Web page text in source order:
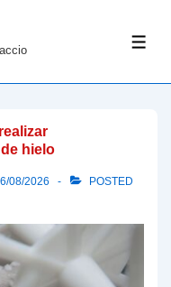
hielo
08/2026
POSTED